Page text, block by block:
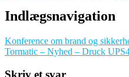
Indlægsnavigation
Konference om brand og
Tormatic – Nyhed – Druck
Skriv et svar